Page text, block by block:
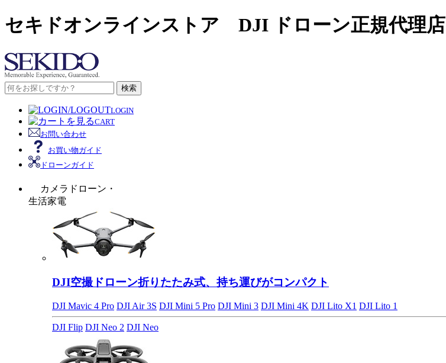
セキドオンラインストア DJI ドローン正規代理店
検索
LOGIN
CART
お問い合わせ
お買い物ガイド
ドローンガイド
カメラドローン・
生活家電
DJI空撮ドローン折りたたみ式、持ち運びがコンパクト
DJI Mavic 4 Pro DJI Air 3S DJI Mini 5 Pro DJI Mini 3 DJI Mini 4K DJI Lito X1 DJI Lito 1
DJI Flip DJI Neo 2 DJI Neo